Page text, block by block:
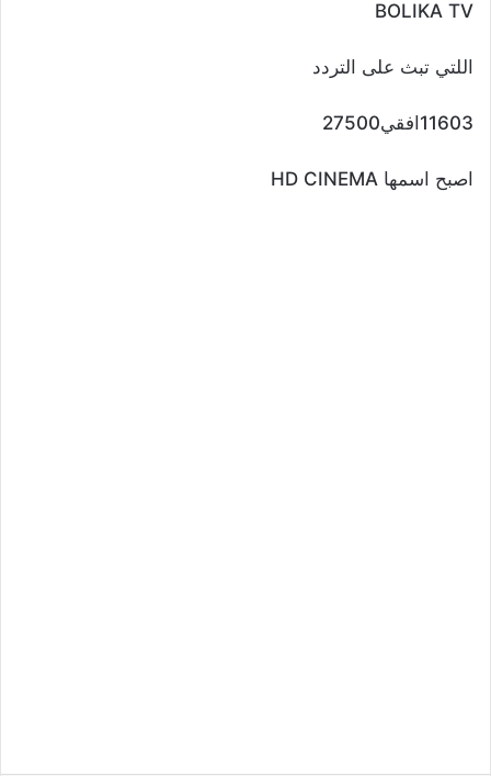
BOLIKA TV
اللتي تبث على التردد
11603افقي27500
اصبح اسمها HD CINEMA